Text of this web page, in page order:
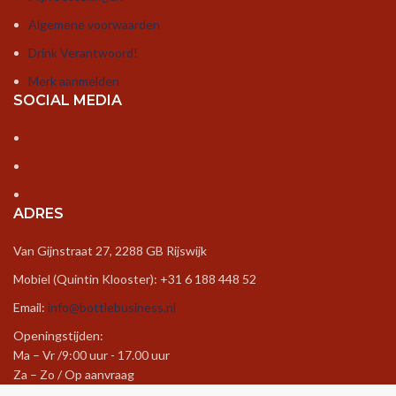
Algemene voorwaarden
Drink Verantwoord!
Merk aanmelden
SOCIAL MEDIA
ADRES
Van Gijnstraat 27, 2288 GB Rijswijk
Mobiel (Quintin Klooster): +31 6 188 448 52
Email: info@bottlebusiness.nl
Openingstijden:
Ma – Vr /9:00 uur - 17.00 uur
Za – Zo / Op aanvraag